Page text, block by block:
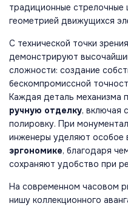
традиционные
геометрией движущихся
С технической точки
демонстрируют
сложности: создание
бескомпромиссной
Каждая деталь механизма
ручную отделку, включая
полировку. При
инженеры уделяют особое
эргономике, благодаря
сохраняют удобство при
На современном часовом
нишу коллекционного